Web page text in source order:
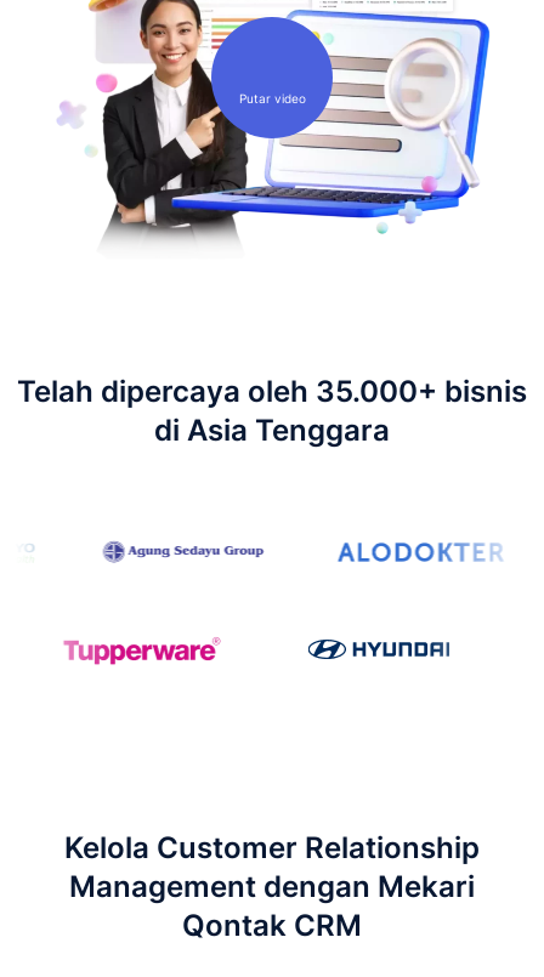
Putar video
Telah dipercaya oleh 35.000+ bisnis
di Asia Tenggara
Kelola Customer Relationship
Management dengan Mekari
Qontak CRM